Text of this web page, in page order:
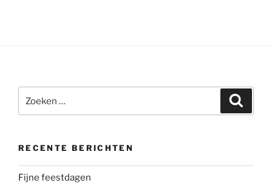
naar:
RECENTE BERICHTEN
Fijne feestdagen